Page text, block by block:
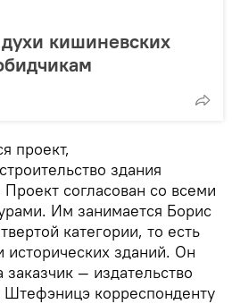
кишиневских
проект,
здания
согласован со всеми
Им занимается Борис
категории, то есть
исторических зданий. Он
— издательство
корреспонденту